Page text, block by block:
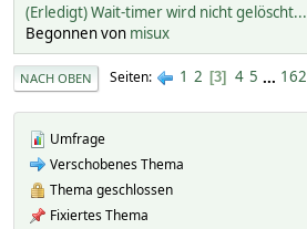
(Erledigt) Wait-timer wird nicht gelöscht...
Begonnen von misux
NACH OBEN Seiten 1 2 3 4 5 ... 162
Umfrage
Verschobenes Thema
Thema geschlossen
Fixiertes Thema